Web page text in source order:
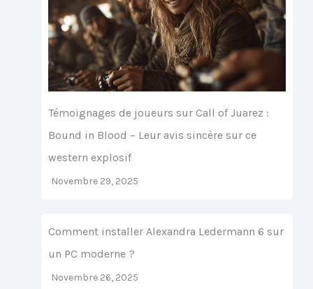
Témoignages de joueurs sur Call of Juarez :
Bound in Blood – Leur avis sincère sur ce
western explosif
Novembre 29, 2025
Comment installer Alexandra Ledermann 6 sur
un PC moderne ?
Novembre 26, 2025